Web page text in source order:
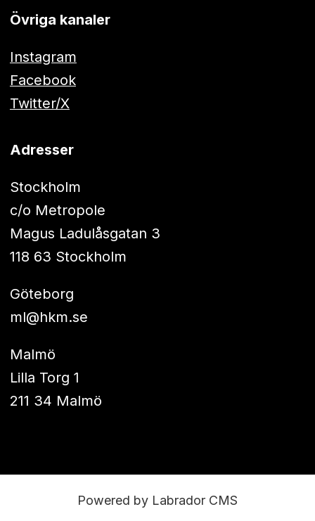
Övriga kanaler
Instagram
Facebook
Twitter/X
Adresser
Stockholm
c/o Metropole
Magus Ladulåsgatan 3
118 63 Stockholm
Göteborg
ml@hkm.se
Malmö
Lilla Torg 1
211 34 Malmö
Powered by Labrador CMS